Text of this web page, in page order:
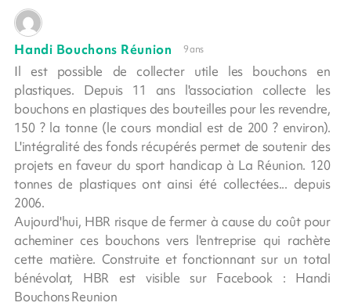
Handi Bouchons Réunion 9 ans
Il est possible de collecter utile les bouchons en
plastiques. Depuis 11 ans l'association collecte les
bouchons en plastiques des bouteilles pour les revendre,
150 ? la tonne (le cours mondial est de 200 ? environ).
L'intégralité des fonds récupérés permet de soutenir des
projets en faveur du sport handicap à La Réunion. 120
tonnes de plastiques ont ainsi été collectées... depuis
2006.
Aujourd'hui, HBR risque de fermer à cause du coût pour
acheminer ces bouchons vers l'entreprise qui rachète
cette matière. Construite et fonctionnant sur un total
bénévolat, HBR est visible sur Facebook : Handi
Bouchons Reunion